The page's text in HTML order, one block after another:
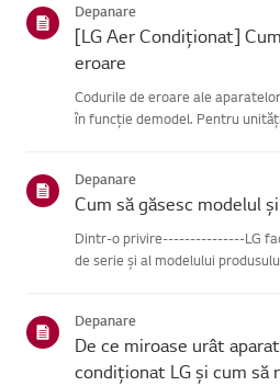
Depanare
[LG Aer Condiționat]
eroare
Codurile de eroare ale
în funcție demodel. Pentru
Depanare
Cum să găsesc modelul
Dintr-o privire---------------LG
de serie și al modelului
Depanare
De ce miroase urât
condiționat LG și cum să